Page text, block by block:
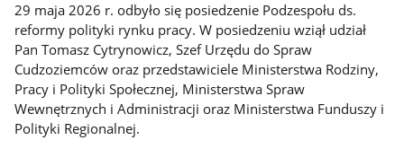
29 maja 2026 r. odbyło się posiedzenie Podzespołu ds.
reformy polityki rynku pracy. W posiedzeniu wziął udział
Pan Tomasz Cytrynowicz, Szef Urzędu do Spraw
Cudzoziemców oraz przedstawiciele Ministerstwa Rodziny,
Pracy i Polityki Społecznej, Ministerstwa Spraw
Wewnętrznych i Administracji oraz Ministerstwa Funduszy i
Polityki Regionalnej.